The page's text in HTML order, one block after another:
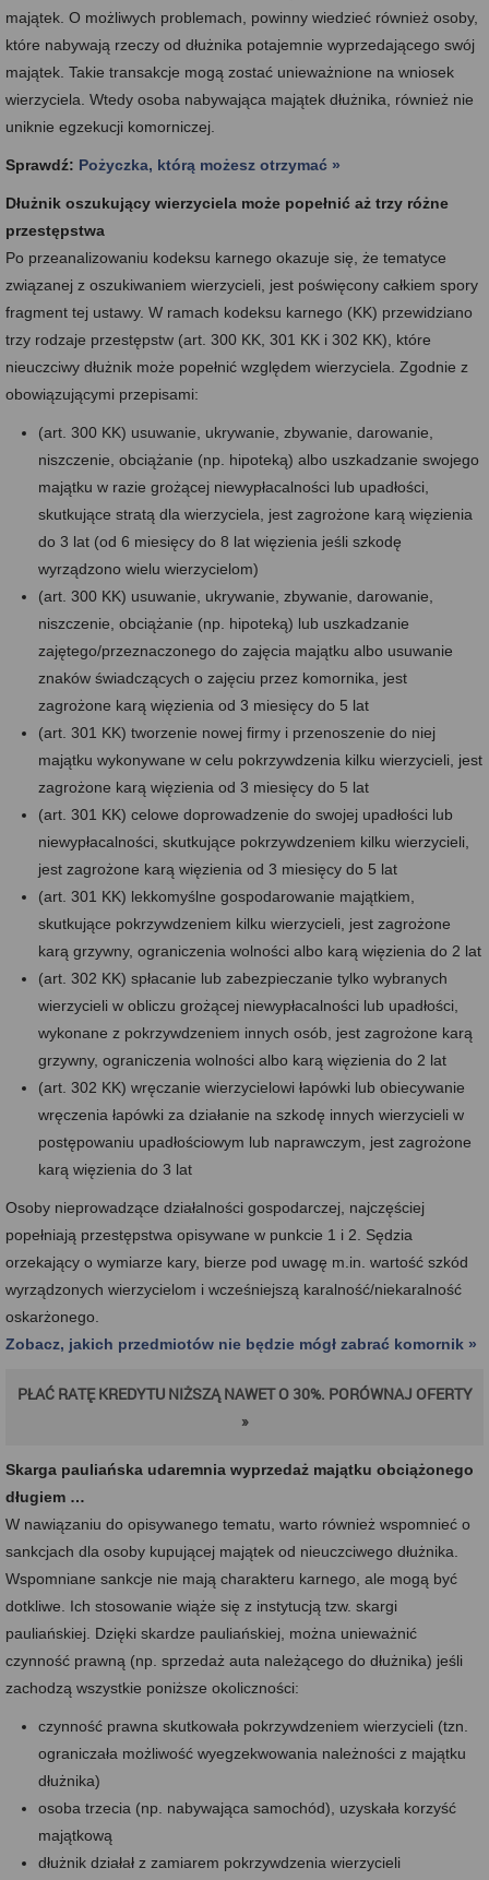
majątek. O możliwych problemach, powinny wiedzieć również osoby,
które nabywają rzeczy od dłużnika potajemnie wyprzedającego swój
majątek. Takie transakcje mogą zostać unieważnione na wniosek
wierzyciela. Wtedy osoba nabywająca majątek dłużnika, również nie
uniknie egzekucji komorniczej.
Sprawdź: Pożyczka, którą możesz otrzymać »
Dłużnik oszukujący wierzyciela może popełnić aż trzy różne
przestępstwa
Po przeanalizowaniu kodeksu karnego okazuje się, że tematyce
związanej z oszukiwaniem wierzycieli, jest poświęcony całkiem spory
fragment tej ustawy. W ramach kodeksu karnego (KK) przewidziano
trzy rodzaje przestępstw (art. 300 KK, 301 KK i 302 KK), które
nieuczciwy dłużnik może popełnić względem wierzyciela. Zgodnie z
obowiązującymi przepisami:
(art. 300 KK) usuwanie, ukrywanie, zbywanie, darowanie,
niszczenie, obciążanie (np. hipoteką) albo uszkadzanie swojego
majątku w razie grożącej niewypłacalności lub upadłości,
skutkujące stratą dla wierzyciela, jest zagrożone karą więzienia
do 3 lat (od 6 miesięcy do 8 lat więzienia jeśli szkodę
wyrządzono wielu wierzycielom)
(art. 300 KK) usuwanie, ukrywanie, zbywanie, darowanie,
niszczenie, obciążanie (np. hipoteką) lub uszkadzanie
zajętego/przeznaczonego do zajęcia majątku albo usuwanie
znaków świadczących o zajęciu przez komornika, jest
zagrożone karą więzienia od 3 miesięcy do 5 lat
(art. 301 KK) tworzenie nowej firmy i przenoszenie do niej
majątku wykonywane w celu pokrzywdzenia kilku wierzycieli, jest
zagrożone karą więzienia od 3 miesięcy do 5 lat
(art. 301 KK) celowe doprowadzenie do swojej upadłości lub
niewypłacalności, skutkujące pokrzywdzeniem kilku wierzycieli,
jest zagrożone karą więzienia od 3 miesięcy do 5 lat
(art. 301 KK) lekkomyślne gospodarowanie majątkiem,
skutkujące pokrzywdzeniem kilku wierzycieli, jest zagrożone
karą grzywny, ograniczenia wolności albo karą więzienia do 2 lat
(art. 302 KK) spłacanie lub zabezpieczanie tylko wybranych
wierzycieli w obliczu grożącej niewypłacalności lub upadłości,
wykonane z pokrzywdzeniem innych osób, jest zagrożone karą
grzywny, ograniczenia wolności albo karą więzienia do 2 lat
(art. 302 KK) wręczanie wierzycielowi łapówki lub obiecywanie
wręczenia łapówki za działanie na szkodę innych wierzycieli w
postępowaniu upadłościowym lub naprawczym, jest zagrożone
karą więzienia do 3 lat
Osoby nieprowadzące działalności gospodarczej, najczęściej
popełniają przestępstwa opisywane w punkcie 1 i 2. Sędzia
orzekający o wymiarze kary, bierze pod uwagę m.in. wartość szkód
wyrządzonych wierzycielom i wcześniejszą karalność/niekaralność
oskarżonego.
Zobacz, jakich przedmiotów nie będzie mógł zabrać komornik »
PŁAĆ RATĘ KREDYTU NIŻSZĄ NAWET O 30%. PORÓWNAJ OFERTY
»
Skarga pauliańska udaremnia wyprzedaż majątku obciążonego
długiem …
W nawiązaniu do opisywanego tematu, warto również wspomnieć o
sankcjach dla osoby kupującej majątek od nieuczciwego dłużnika.
Wspomniane sankcje nie mają charakteru karnego, ale mogą być
dotkliwe. Ich stosowanie wiąże się z instytucją tzw. skargi
pauliańskiej. Dzięki skardze pauliańskiej, można unieważnić
czynność prawną (np. sprzedaż auta należącego do dłużnika) jeśli
zachodzą wszystkie poniższe okoliczności:
czynność prawna skutkowała pokrzywdzeniem wierzycieli (tzn.
ograniczała możliwość wyegzekwowania należności z majątku
dłużnika)
osoba trzecia (np. nabywająca samochód), uzyskała korzyść
majątkową
dłużnik działał z zamiarem pokrzywdzenia wierzycieli